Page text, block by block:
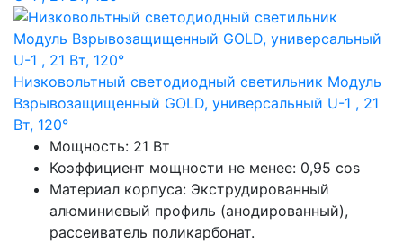
Низковольтный светодиодный светильник Модуль
Взрывозащищенный GOLD, универсальный U-1 , 21
Вт, 120°
Мощность: 21 Вт
Коэффициент мощности не менее: 0,95 cos
Материал корпуса: Экструдированный
алюминиевый профиль (анодированный),
рассеиватель поликарбонат.